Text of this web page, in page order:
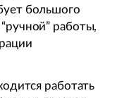
большого
работы,
работать